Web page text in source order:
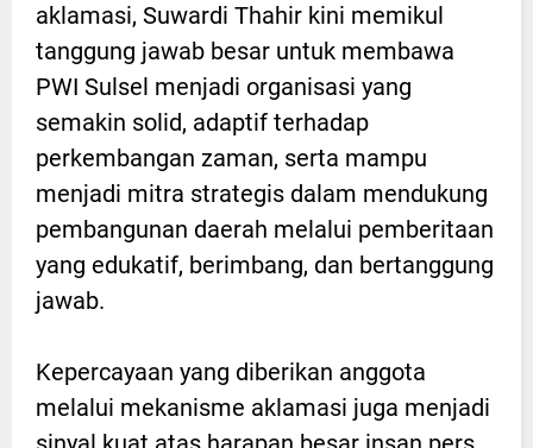
aklamasi, Suwardi Thahir kini memikul
tanggung jawab besar untuk membawa
PWI Sulsel menjadi organisasi yang
semakin solid, adaptif terhadap
perkembangan zaman, serta mampu
menjadi mitra strategis dalam mendukung
pembangunan daerah melalui pemberitaan
yang edukatif, berimbang, dan bertanggung
jawab.
Kepercayaan yang diberikan anggota
melalui mekanisme aklamasi juga menjadi